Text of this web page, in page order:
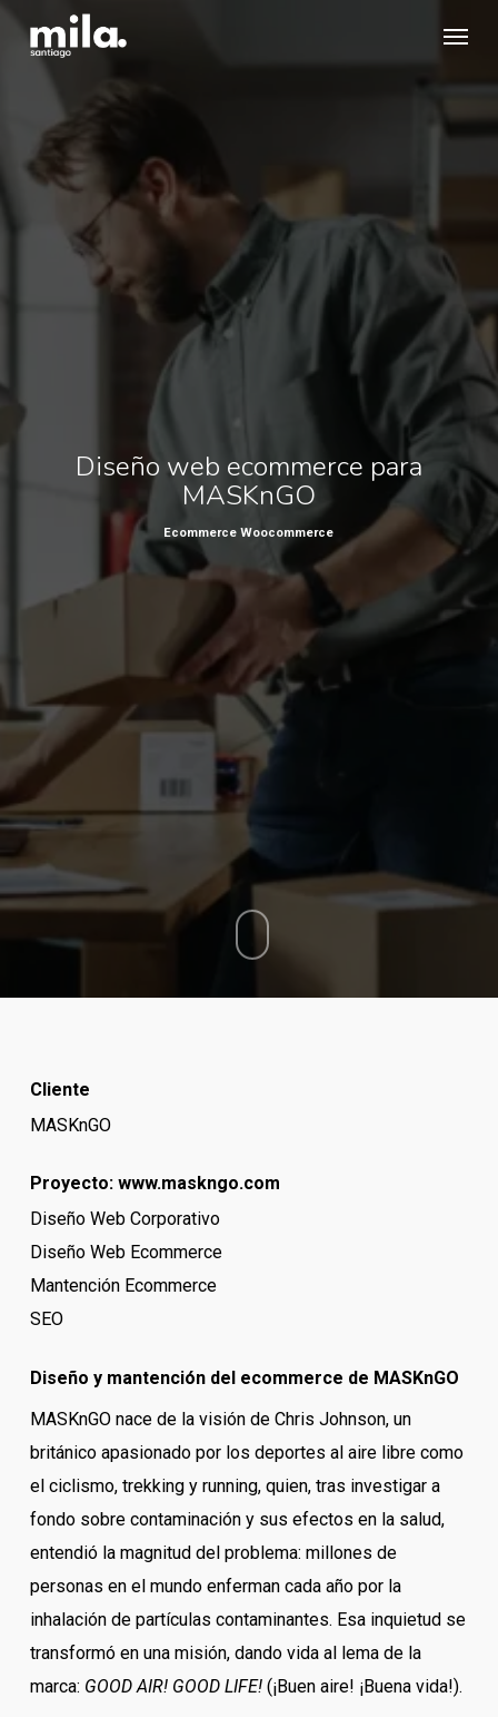
Diseño web ecommerce para
MASKnGO
Ecommerce Woocommerce
Cliente
MASKnGO
Proyecto:www.maskngo.com
Diseño Web Corporativo
Diseño Web Ecommerce
Mantención Ecommerce
SEO
Diseño y mantención del ecommerce de MASKnGO
MASKnGO nace de la visión de Chris Johnson, un
británico apasionado por los deportes al aire libre como
el ciclismo, trekking y running, quien, tras investigar a
fondo sobre contaminación y sus efectos en la salud,
entendió la magnitud del problema: millones de
personas en el mundo enferman cada año por la
inhalación de partículas contaminantes. Esa inquietud se
transformó en una misión, dando vida al lema de la
marca: GOOD AIR! GOOD LIFE! (¡Buen aire! ¡Buena vida!).